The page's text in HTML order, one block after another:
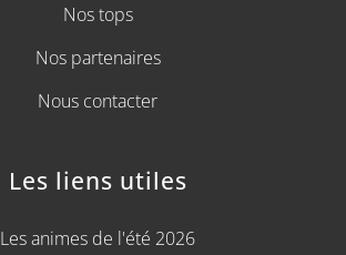
Nos tops
Nos partenaires
Nous contacter
Les liens utiles
Les animes de l'été 2026